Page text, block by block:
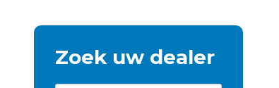
Zoek uw dealer